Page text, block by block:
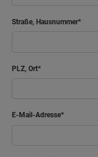
Straße, Hausnummer
PLZ, Ort
E-Mail-Adresse